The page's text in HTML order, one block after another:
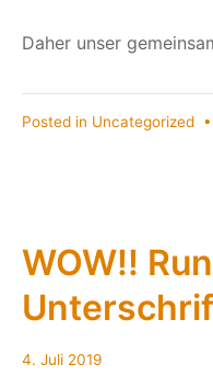
Daher unser
Posted in Uncategorized •
WOW!!
4. Juli 20194.